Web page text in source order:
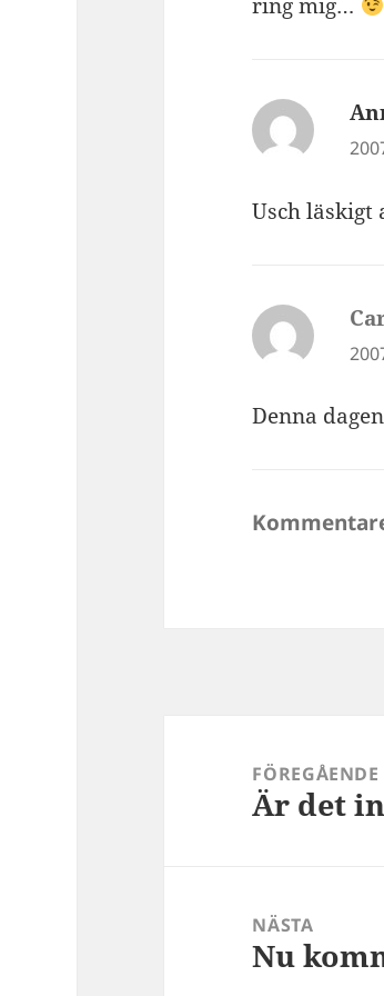
ring mig…
Usch
Denna
FÖREGÅENDE
Föregående
Är det
NÄSTA
Nästa
Nu